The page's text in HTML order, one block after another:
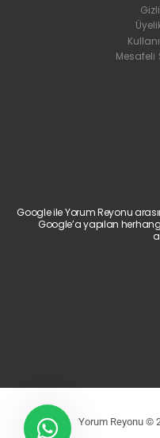
Mesafeli
Google ile Yorum Reyonu
Google’a yapılan
Yorum Reyonu ©